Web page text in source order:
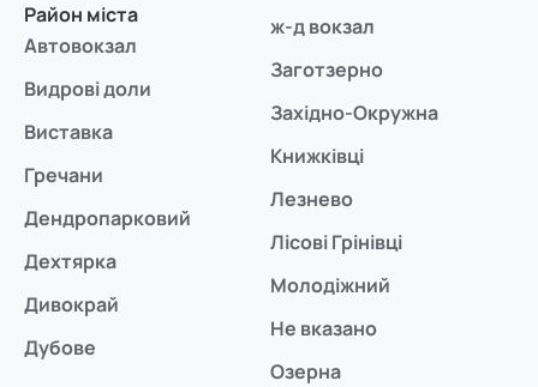
Район міста
Автовокзал
Видрові доли
Виставка
Гречани
Дендропарковий
Дехтярка
Дивокрай
Дубове
ж-д вокзал
Заготзерно
Західно-Окружна
Книжківці
Лезнево
Лісові Грінівці
Молодіжний
Не вказано
Озерна